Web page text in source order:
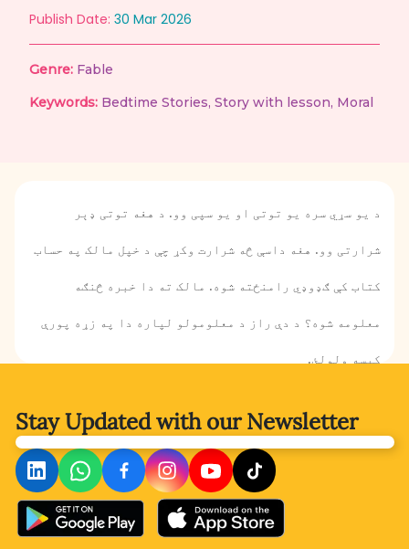
Publish Date: 30 Mar 2026
Genre: Fable
Keywords: Bedtime Stories, Story with lesson, Moral
د یو سړي سره یو توتی او یو سپی وو. د هغه توتی ډېر
شرارتی وو. هغه داسې څه شرارت وکړ چې د خپل مالک په حساب
کتاب کې ګډوډي رامنځته شوه. مالک ته دا خبره څنګه
معلومه شوه؟ د دې راز د معلومولو لپاره دا په زړه پورې
کیسه ولولئ.
Stay Updated withour Newsletter